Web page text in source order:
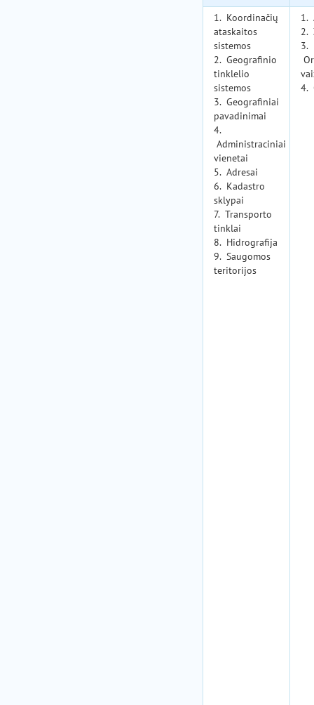
1. Koordinačių
ataskaitos
sistemos
2. Geografinio
tinklelio
sistemos
3. Geografiniai
pavadinimai
4.
Administraciniai
vienetai
5. Adresai
6. Kadastro
sklypai
7. Transporto
tinklai
8. Hidrografija
9. Saugomos
teritorijos
1.
2.
3.
4.